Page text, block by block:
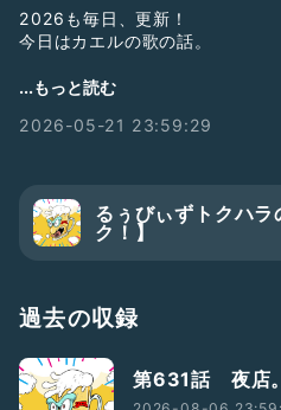
2026も毎日、更新！
今日はカエルの歌の話。
聞いてねー！
#カエル
#雨 #ほろ酔い
...もっと読む
2026-05-21 23:59:29
るぅびぃずトクハ
ク！】
過去の収録
第631話 夜店。